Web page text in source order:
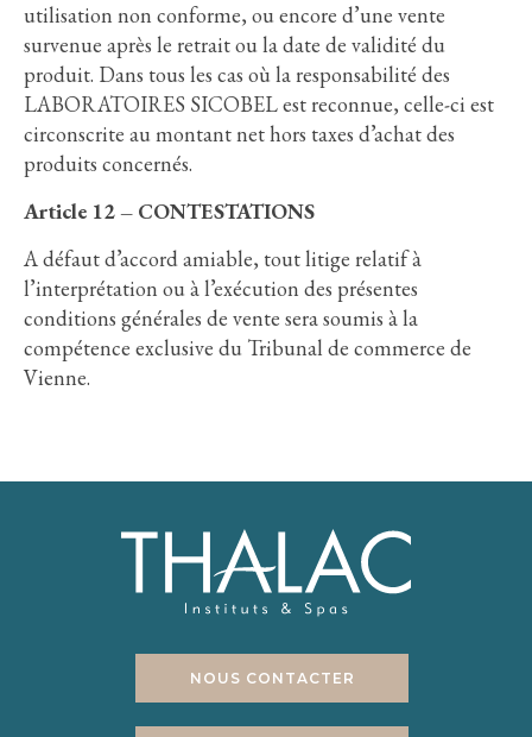
utilisation non conforme, ou encore d’une vente
survenue après le retrait ou la date de validité du
produit. Dans tous les cas où la responsabilité des
LABORATOIRES SICOBEL est reconnue, celle-ci est
circonscrite au montant net hors taxes d’achat des
produits concernés.
Article 12 – CONTESTATIONS
A défaut d’accord amiable, tout litige relatif à
l’interprétation ou à l’exécution des présentes
conditions générales de vente sera soumis à la
compétence exclusive du Tribunal de commerce de
Vienne.
NOUS CONTACTER